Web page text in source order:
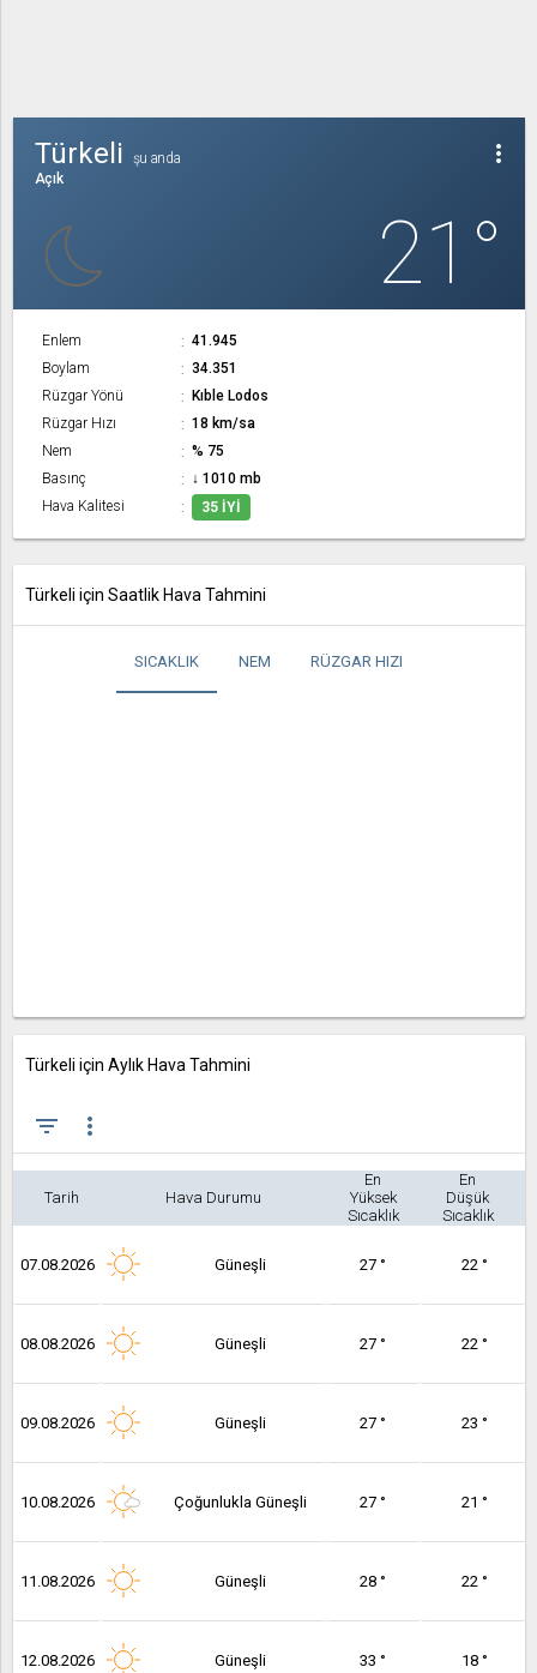
more_vert
Türkeli
şu anda
Açık
21°
Enlem
41.945
Boylam
34.351
Rüzgar Yönü
Kıble Lodos
Rüzgar Hızı
18 km/sa
Nem
% 75
Basınç
↓ 1010 mb
Hava Kalitesi
35 İYI
Türkeli için Saatlik Hava Tahmini
SICAKLIK NEM RÜZGAR HIZI
Türkeli için Aylık Hava Tahmini
filter_list more_vert
Tarih Hava Durumu
En
Yüksek
Sıcaklık
En
Düşük
Sıcaklık
07.08.2026 Güneşli 27 ° 22 °
08.08.2026 Güneşli 27 ° 22 °
09.08.2026 Güneşli 27 ° 23 °
10.08.2026 Çoğunlukla Güneşli 27 ° 21 °
11.08.2026 Güneşli 28 ° 22 °
12.08.2026 Güneşli 33 ° 18 °